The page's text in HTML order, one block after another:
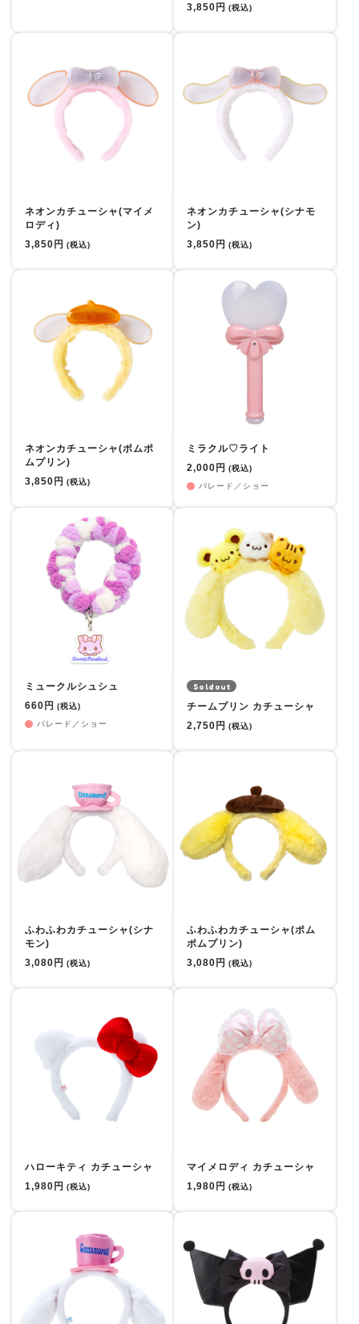
3,850円 (税込)
ネオンカチューシャ(マイメ
ロディ)
3,850円 (税込)
ネオンカチューシャ(シナモ
ン)
3,850円 (税込)
ネオンカチューシャ(ポムポ
ムプリン)
3,850円 (税込)
ミラクル♡ライト
2,000円 (税込)
パレード／ショー
ミュークルシュシュ
660円 (税込)
パレード／ショー
Soldout
チームプリン カチューシャ
2,750円 (税込)
ふわふわカチューシャ(シナ
モン)
3,080円 (税込)
ふわふわカチューシャ(ポム
ポムプリン)
3,080円 (税込)
ハローキティ カチューシャ
1,980円 (税込)
マイメロディ カチューシャ
1,980円 (税込)